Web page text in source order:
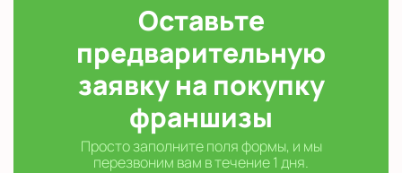
Оставьте
предварительную
заявку на покупку
франшизы
Просто заполните поля формы, и мы
перезвоним вам в течение 1 дня.